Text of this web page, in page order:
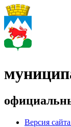
Версия